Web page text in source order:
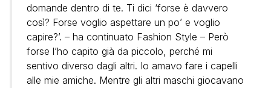
domande dentro di te. Ti dici ‘forse è davvero
così? Forse voglio aspettare un po’ e voglio
capire?’. – ha continuato Fashion Style – Però
forse l’ho capito già da piccolo, perché mi
sentivo diverso dagli altri. Io amavo fare i capelli
alle mie amiche. Mentre gli altri maschi giocavano